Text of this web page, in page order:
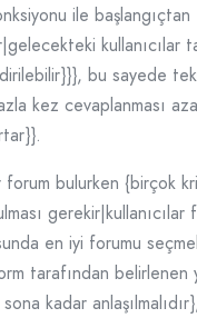
ile başlangıçtan
kullanıcılar
bu sayede
kez cevaplanması
forum bulurken {birçok
gerekir|kullanıcılar
en iyi forumu
tarafından belirlenen
kadar